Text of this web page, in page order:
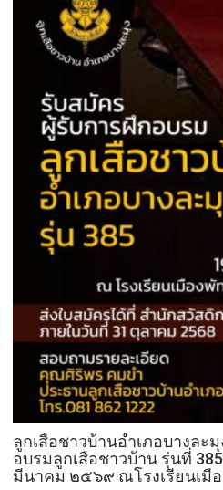
ลูกเสือชาวบ้านอำเภอบางละ
อบรมลูกเสือชาวบ้าน รุ่นที่
มีนาคม ๒๕๖๙ ณโรงเรียนเมื